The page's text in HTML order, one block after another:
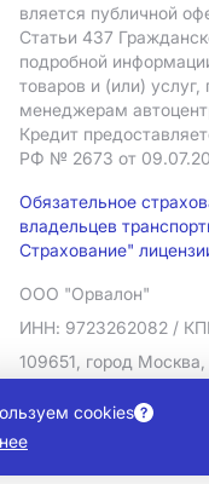
вляется публичной
Статьи 437
подробной
товаров и (или)
менеджерам
Кредит
РФ № 2673 от
Обязательное
владельцев
Страхование"
ООО "Орвалон"
ИНН: 9723262082 /
109651, город
Политика в
Согласие на
Правовая информация
cookies